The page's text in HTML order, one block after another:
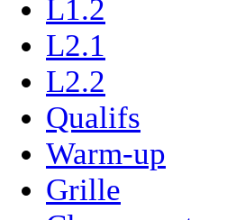
L1.2
L2.1
L2.2
Qualifs
Warm-up
Grille